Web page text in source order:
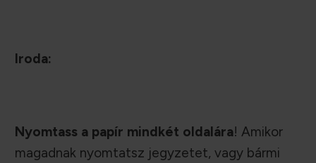
Iroda:
Nyomtass a papír mindkét oldalára! Amikor
magadnak nyomtatsz jegyzetet, vagy bármi